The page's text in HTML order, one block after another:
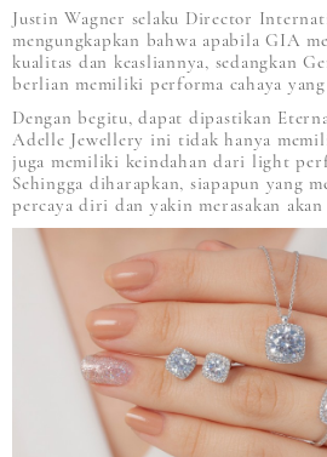
Justin Wagner selaku Director
mengungkapkan bahwa apabila GIA
kualitas dan keasliannya, sedangkan
berlian memiliki performa cahaya
Dengan begitu, dapat dipastikan
Adelle Jewellery ini tidak hanya
juga memiliki keindahan dari light
Sehingga diharapkan, siapapun yang
percaya diri dan yakin merasakan akan